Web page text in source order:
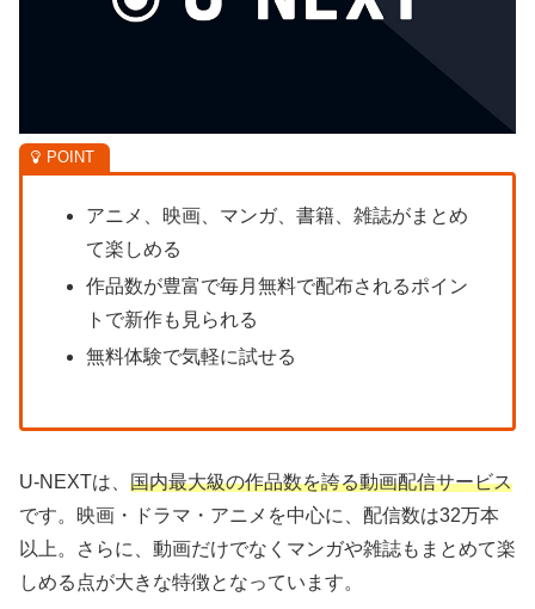
アニメ、映画、マンガ、書籍、雑誌がまとめ
て楽しめる
作品数が豊富で毎月無料で配布されるポイン
トで新作も見られる
無料体験で気軽に試せる
U-NEXTは、 国内最大級の作品数を誇る動画配信サービス
です。映画・ドラマ・アニメを中心に、配信数は32万本
以上。さらに、動画だけでなくマンガや雑誌もまとめて楽
しめる点が大きな特徴となっています。